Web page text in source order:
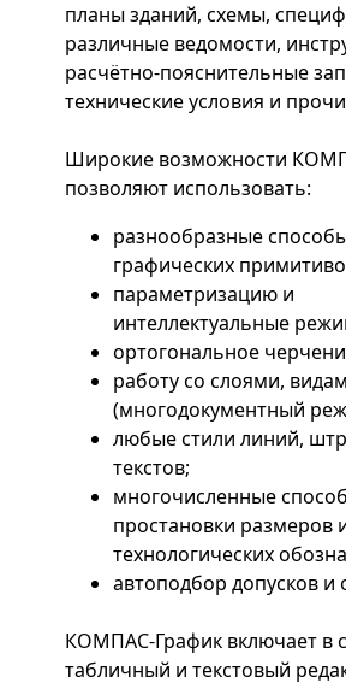
планы зданий, схемы,
различные ведомости,
расчётно-пояснительные
технические условия и
Широкие возможности
позволяют использовать:
разнообразные
графических
параметризацию и
интеллектуальные
ортогональное
работу со слоями,
(многодокументный
любые стили линий,
текстов;
многочисленные
простановки размеров
технологических
автоподбор допусков и
КОМПАС-График включает в
табличный и текстовый